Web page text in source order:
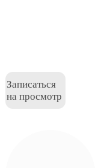
Записаться
на просмотр